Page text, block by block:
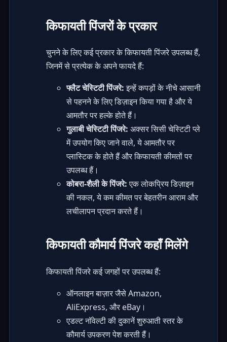
किफायती पिंजरों के प्रकार
चुनने के लिए कई प्रकार के किफायती पिंजरे उपलब्ध हैं,
जिनमें से प्रत्येक के अपने फायदे हैं:
फ्लैट चेस्टिटी पिंजरे:इन्हें कपड़ों के नीचे आसानी
से पहनने के लिए डिज़ाइन किया गया है और ये
आमतौर पर हल्के होते हैं।
गुलाबी चेस्टिटी पिंजरे: अक्सर सिसी चेस्टिटी प्ले
में उपयोग किए जाने वाले, ये आमतौर पर
प्लास्टिक के होते हैं और किफायती कीमतों पर
उपलब्ध हैं।
कोबरा-शैली के पिंजरे:एक लोकप्रिय डिज़ाइन
की नकल, ये कम कीमत पर बेहतरीन आराम और
लचीलापन प्रदान करते हैं।
किफायती कौमार्य पिंजरे कहाँ मिलेंगे
किफायती पिंजरे कई जगहों पर उपलब्ध हैं:
ऑनलाइन बाज़ार जैसेAmazon,
AliExpress, और eBay।
एडल्ट नॉवेल्टी की दुकानें शुरुआती स्तर के
कौमार्य उपकरण पेश करती हैं।